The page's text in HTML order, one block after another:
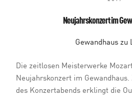
Neujahrskonzert im
Gewandhaus zu
Die zeitlosen Meisterwerke
Neujahrskonzert im
des Konzertabends erklingt die